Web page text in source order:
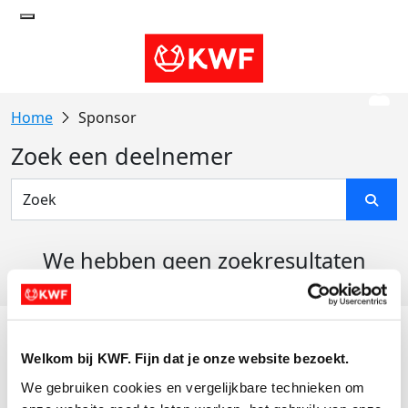
Welkom bij KWF. Fijn dat je onze website bezoekt.
We gebruiken cookies en vergelijkbare technieken om
Sponsor
Zoek een deelnemer
We hebben geen zoekresultaten
Actiematerialen
Evenementen